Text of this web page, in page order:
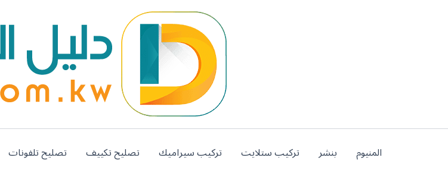
المنيوم بنشر تركيب ستلايت تركيب سيراميك تصليح تكييف تصليح تلفونات